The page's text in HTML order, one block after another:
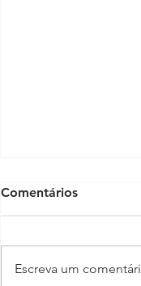
Comentários
Escreva um